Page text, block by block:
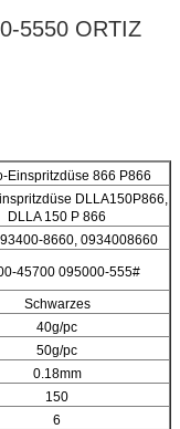
5550 ORTIZ
Einspritzdüse 866 P866
DLLA150P866,
DLLA 150 P 866
8660, 0934008660
45700 095000-555#
Schwarzes
40g/pc
50g/pc
0.18mm
150
6